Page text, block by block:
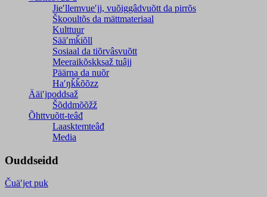
Jieʹllemvueʹjj, vuõiggâdvuõtt da pirrõs
Škooultõs da mättmateriaal
Kulttuur
Sääʹmǩiõll
Sosiaal da tiõrvâsvuõtt
Meeraikõskksaž tuâjj
Päärna da nuõr
Haʹŋǩǩõõzz
Ääiʹjpoddsaž
Šõddmõõžž
Õhttvuõtt-teâđ
Laasktemteâđ
Media
Ouddseidd
Čuäʹjet puk